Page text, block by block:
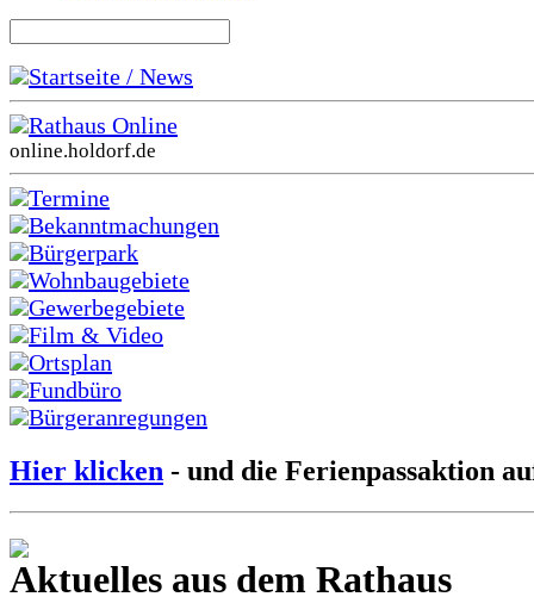
Startseite / News
Rathaus Online
online.holdorf.de
Termine
Bekanntmachungen
Bürgerpark
Wohnbaugebiete
Gewerbegebiete
Film & Video
Ortsplan
Fundbüro
Bürgeranregungen
Hier klicken - und die Ferienpassaktion
Aktuelles aus dem Rathaus